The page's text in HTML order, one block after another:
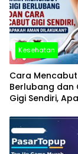
Kesehatan
Cara
Berlubang dan
Gigi Sendiri,